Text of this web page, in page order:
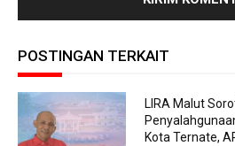
POSTINGAN TERKAIT
LIRA Malut
Kota Ternate,